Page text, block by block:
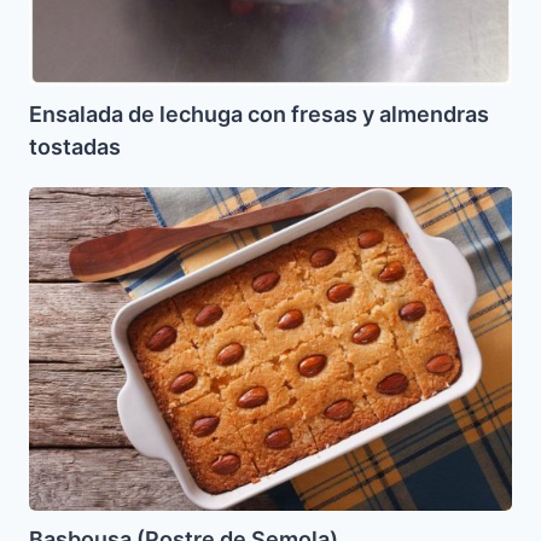
Ensalada de lechuga con fresas y almendras
tostadas
Basbousa
(Postre
de
Semola)